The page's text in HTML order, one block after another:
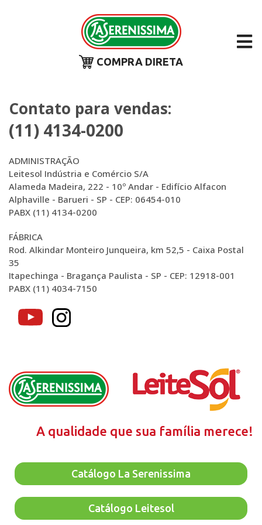
COMPRA DIRETA
Contato para vendas:
(11) 4134-0200
ADMINISTRAÇÃO
Leitesol Indústria e Comércio S/A
Alameda Madeira, 222 - 10º Andar - Edifício Alfacon
Alphaville - Barueri - SP - CEP: 06454-010
PABX (11) 4134-0200
FÁBRICA
Rod. Alkindar Monteiro Junqueira, km 52,5 - Caixa Postal
35
Itapechinga - Bragança Paulista - SP - CEP: 12918-001
PABX (11) 4034-7150
A qualidade que sua família merece!
Catálogo La Serenissima
Catálogo Leitesol